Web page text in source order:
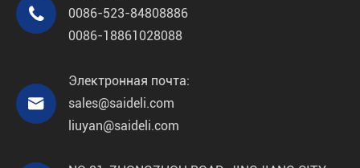

0086-523-84808886
0086-18861028088

Электронная почта:
sales@saideli.com
liuyan@saideli.com